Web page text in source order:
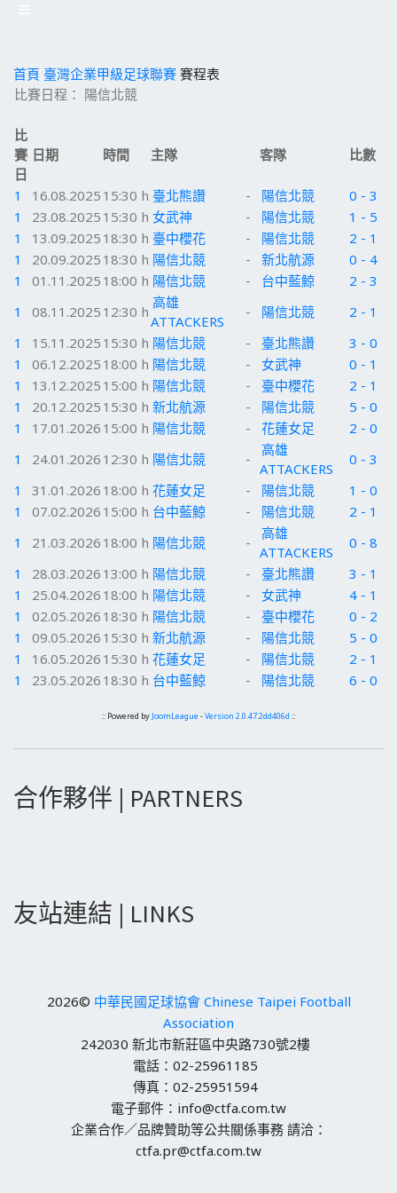
首頁 臺灣企業甲級足球聯賽 賽程表
比賽日程： 陽信北競
比
賽
日
日期 時間 主隊 客隊 比數
1 16.08.2025 15:30 h 臺北熊讚 - 陽信北競
0 - 3
1
23.08.2025 15:30 h 女武神 - 陽信北競
1 - 5
1
13.09.2025 18:30 h 臺中櫻花 - 陽信北競
2 - 1
1
20.09.2025 18:30 h 陽信北競 - 新北航源
0 - 4
1
01.11.2025 18:00 h 陽信北競 - 台中藍鯨
2 - 3
1
08.11.2025 12:30 h
高雄
ATTACKERS
- 陽信北競
2 - 1
1
15.11.2025 15:30 h 陽信北競 - 臺北熊讚
3 - 0
1
06.12.2025 18:00 h 陽信北競 - 女武神
0 - 1
1
13.12.2025 15:00 h 陽信北競 - 臺中櫻花
2 - 1
1
20.12.2025 15:30 h 新北航源 - 陽信北競
5 - 0
1
17.01.2026 15:00 h 陽信北競 - 花蓮女足
2 - 0
1
24.01.2026 12:30 h 陽信北競 -
高雄
ATTACKERS
0 - 3
1
31.01.2026 18:00 h 花蓮女足 - 陽信北競
1 - 0
1
07.02.2026 15:00 h 台中藍鯨 - 陽信北競
2 - 1
1
21.03.2026 18:00 h 陽信北競 -
高雄
ATTACKERS
0 - 8
1
28.03.2026 13:00 h 陽信北競 - 臺北熊讚
3 - 1
1
25.04.2026 18:00 h 陽信北競 - 女武神
4 - 1
1
02.05.2026 18:30 h 陽信北競 - 臺中櫻花
0 - 2
1
09.05.2026 15:30 h 新北航源 - 陽信北競
5 - 0
1
16.05.2026 15:30 h 花蓮女足 - 陽信北競
2 - 1
1
23.05.2026 18:30 h 台中藍鯨 - 陽信北競 6 - 0
:: Powered by JoomLeague -Version 2.0.47.2dd406d ::
合作夥伴 | PARTNERS
友站連結 | LINKS
2026© 中華民國足球協會 Chinese Taipei Football
Association
242030 新北市新莊區中央路730號2樓
電話：02-25961185
傳真：02-25951594
電子郵件：info@ctfa.com.tw
企業合作／品牌贊助等公共關係事務 請洽：
ctfa.pr@ctfa.com.tw